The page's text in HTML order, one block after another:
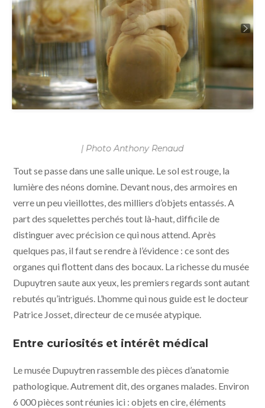
| Photo Anthony Renaud
Tout se passe dans une salle unique. Le sol est rouge, la
lumière des néons domine. Devant nous, des armoires en
verre un peu vieillottes, des milliers d’objets entassés. A
part des squelettes perchés tout là-haut, difficile de
distinguer avec précision ce qui nous attend. Après
quelques pas, il faut se rendre à l’évidence : ce sont des
organes qui flottent dans des bocaux. La richesse du musée
Dupuytren saute aux yeux, les premiers regards sont autant
rebutés qu’intrigués. L’homme qui nous guide est le docteur
Patrice Josset, directeur de ce musée atypique.
Entre curiosités et intérêt médical
Le musée Dupuytren rassemble des pièces d’anatomie
pathologique. Autrement dit, des organes malades. Environ
6 000 pièces sont réunies ici : objets en cire, éléments